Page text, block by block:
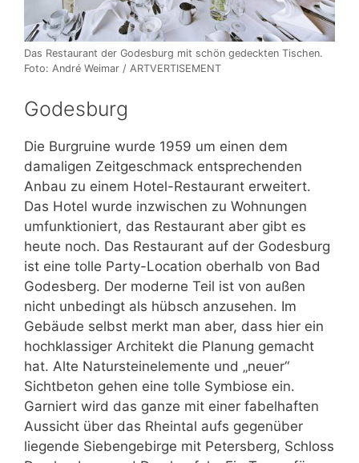
Das Restaurant der Godesburg mit schön gedeckten Tischen.
Foto: André Weimar / ARTVERTISEMENT
Godesburg
Die Burgruine wurde 1959 um einen dem
damaligen Zeitgeschmack entsprechenden
Anbau zu einem Hotel-Restaurant erweitert.
Das Hotel wurde inzwischen zu Wohnungen
umfunktioniert, das Restaurant aber gibt es
heute noch. Das Restaurant auf der Godesburg
ist eine tolle Party-Location oberhalb von Bad
Godesberg. Der moderne Teil ist von außen
nicht unbedingt als hübsch anzusehen. Im
Gebäude selbst merkt man aber, dass hier ein
hochklassiger Architekt die Planung gemacht
hat. Alte Natursteinelemente und „neuer“
Sichtbeton gehen eine tolle Symbiose ein.
Garniert wird das ganze mit einer fabelhaften
Aussicht über das Rheintal aufs gegenüber
liegende Siebengebirge mit Petersberg, Schloss